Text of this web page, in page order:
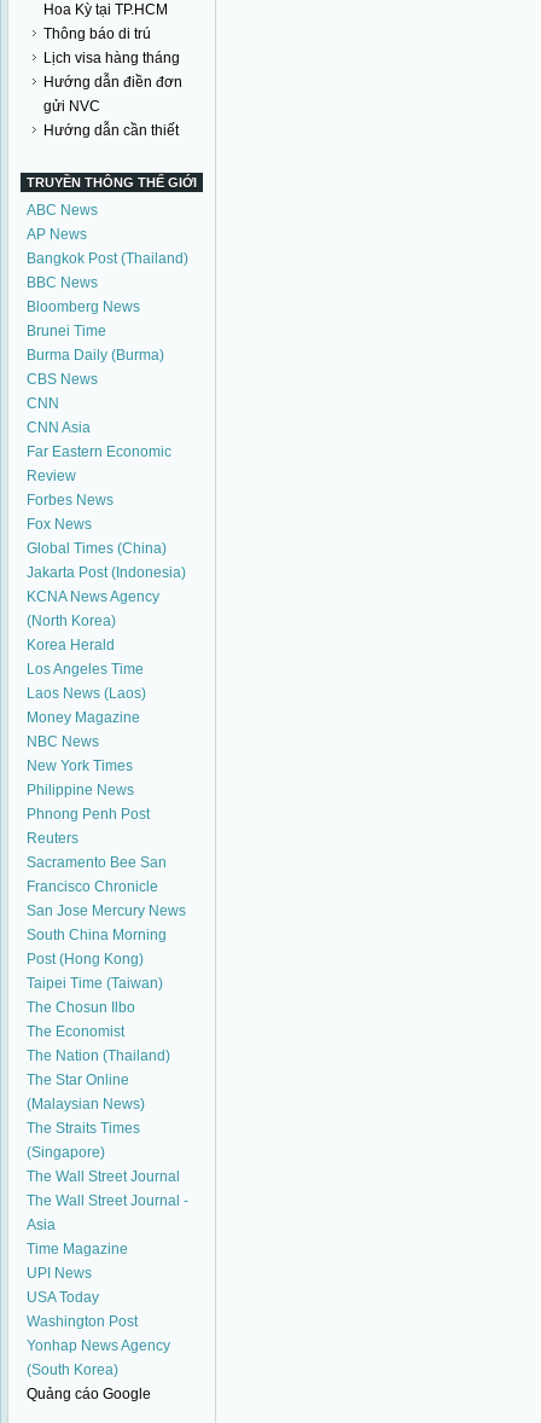
Hoa Kỳ tại TP.HCM
Thông báo di trú
Lịch visa hàng tháng
Hướng dẫn điền đơn
gửi NVC
Hướng dẫn cần thiết
TRUYỀN THÔNG THẾ GIỚI
ABC News
AP News
Bangkok Post (Thailand)
BBC News
Bloomberg News
Brunei Time
Burma Daily (Burma)
CBS News
CNN
CNN Asia
Far Eastern Economic
Review
Forbes News
Fox News
Global Times (China)
Jakarta Post (Indonesia)
KCNA News Agency
(North Korea)
Korea Herald
Los Angeles Time
Laos News (Laos)
Money Magazine
NBC News
New York Times
Philippine News
Phnong Penh Post
Reuters
Sacramento Bee San
Francisco Chronicle
San Jose Mercury News
South China Morning
Post (Hong Kong)
Taipei Time (Taiwan)
The Chosun Ilbo
The Economist
The Nation (Thailand)
The Star Online
(Malaysian News)
The Straits Times
(Singapore)
The Wall Street Journal
The Wall Street Journal -
Asia
Time Magazine
UPI News
USA Today
Washington Post
Yonhap News Agency
(South Korea)
Quảng cáo Google